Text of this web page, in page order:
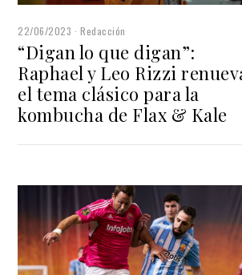
22/06/2023 Redacción
“Digan lo que digan”:
Raphael y Leo Rizzi
el tema clásico para la
kombucha de Flax & Kale